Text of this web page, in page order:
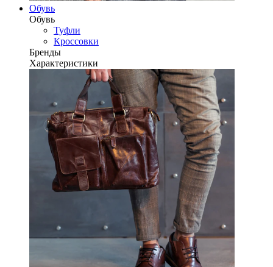
Обувь
Обувь
Туфли
Кроссовки
Бренды
Характеристики